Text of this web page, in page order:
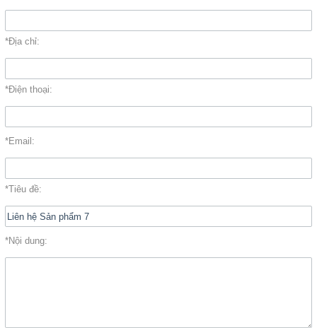
*Địa chỉ:
*Điện thoại:
*Email:
*Tiêu đề:
*Nội dung:
TRÊN MẠNG XÃ HỘI
Google
Twitter
YouTube
LIÊN HỆ